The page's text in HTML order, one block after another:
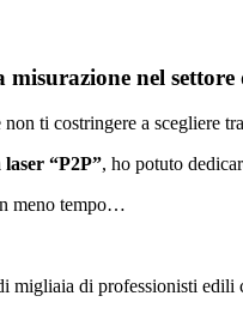
nel settore
ti costringere a scegliere
“P2P”, ho potuto
meno tempo…
di professionisti